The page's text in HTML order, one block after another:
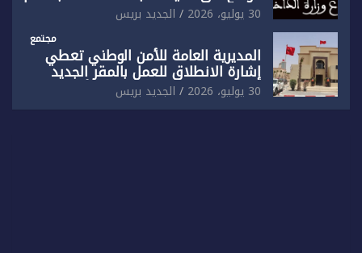
الذاتي
30 يوليو، 2026 الجديد بريس
مجتمع
المديرية العامة للأمن الوطني تعطي
إشارة الانطلاق للعمل بالمقر الجديد
للدائرة الثالثة للشرطة بولاية أمن العيون
30 يوليو، 2026 الجديد بريس